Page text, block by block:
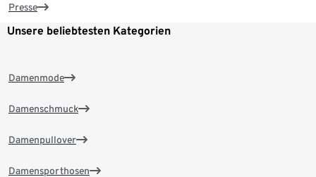
Presse
Unsere beliebtesten Kategorien
Damenmode
Damenschmuck
Damenpullover
Damensporthosen